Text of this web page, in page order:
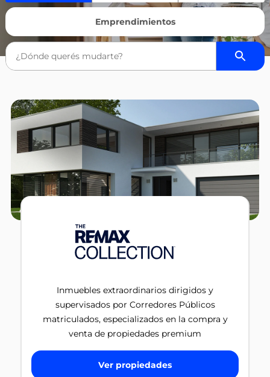
Emprendimientos
Inmuebles extraordinarios dirigidos y
supervisados por Corredores Públicos
matriculados, especializados en la compra y
venta de propiedades premium
Ver propiedades